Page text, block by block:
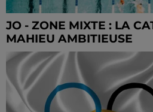
JO - ZONE MIXTE : LA
MAHIEU AMBITIEUSE